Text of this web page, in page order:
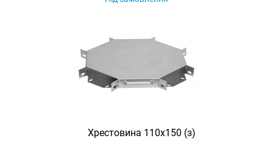
Хрестовина 110х150 (з)